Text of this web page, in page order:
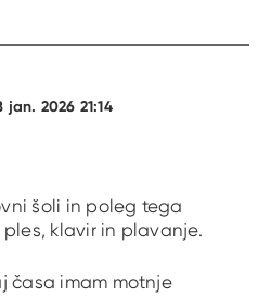
jan. 2026 21:14
šoli in poleg tega
ples, klavir in plavanje.
časa imam motnje